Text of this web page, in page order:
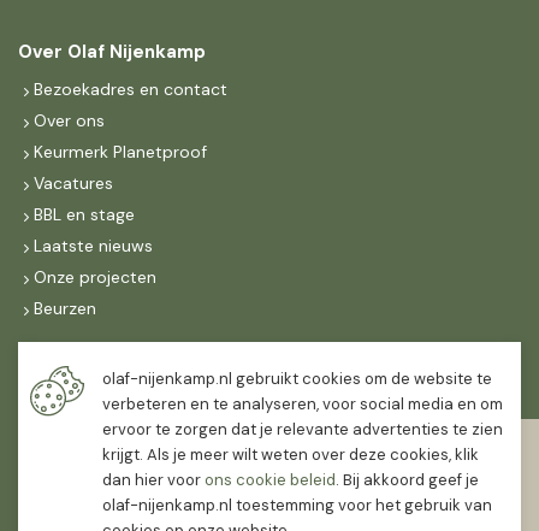
Over Olaf Nijenkamp
Bezoekadres en contact
Over ons
Keurmerk Planetproof
Vacatures
BBL en stage
Laatste nieuws
Onze projecten
Beurzen
Maandag t/m vrijdag
07:30-
16:30
12:00
olaf-nijenkamp.nl gebruikt cookies om de website te
verbeteren en te analyseren, voor social media en om
ervoor te zorgen dat je relevante advertenties te zien
krijgt. Als je meer wilt weten over deze cookies, klik
dan hier voorons cookie beleid. Bij akkoord geef je
olaf-nijenkamp.nl toestemming voor het gebruik van